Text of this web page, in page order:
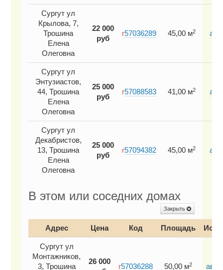
Сургут ул
Крылова, 7,
Трошина
Елена
Олеговна
22 000
руб
r57036289 45,00 м2
Сургут ул
Энтузиастов,
44, Трошина
Елена
Олеговна
25 000
руб
r57088583 41,00 м2
Сургут ул
Декабристов,
13, Трошина
Елена
Олеговна
25 000
руб
r57094382 45,00 м2
В этом или соседних домах
Закрыть
Адрес Цена Код Площадь
Сургут ул
Монтажников,
3, Трошина
26 000
r57036288 50,00 м2